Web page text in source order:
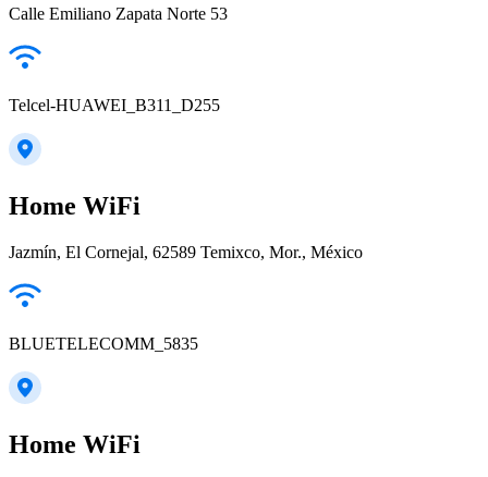
Calle Emiliano Zapata Norte 53
Telcel-HUAWEI_B311_D255
Home WiFi
Jazmín, El Cornejal, 62589 Temixco, Mor., México
BLUETELECOMM_5835
Home WiFi